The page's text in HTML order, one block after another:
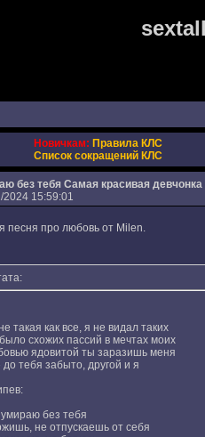
Новичкам: Правила КЛС
Список сокращений КЛС
без тебя Самая красивая девчонка
2024 15:59:01
песня про любовь от Milen.
такая как все, я не видал таких
схожих пассий в мечтах моих
ядовитой ты заразишь меня
до тебя забыто, другой и я
без тебя
не отпускаешь от себя